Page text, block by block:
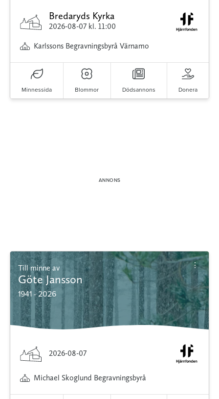
Bredaryds Kyrka
2026-08-07 kl. 11:00
Karlssons Begravningsbyrå Värnamo
Minnessida Blommor Dödsannons Donera
Till minne av
Göte Jansson
1941 - 2026
2026-08-07
Michael Skoglund Begravningsbyrå